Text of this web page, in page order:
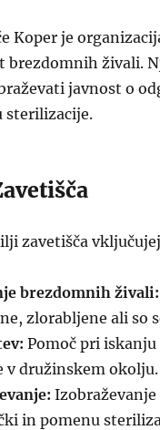
Koper je
brezdomnih živali.
javnost o
sterilizacije.
zavetišča
brezdomnih živali:
zlorabljene ali so
Pomoč pri
v družinskem okolju.
in pomenu